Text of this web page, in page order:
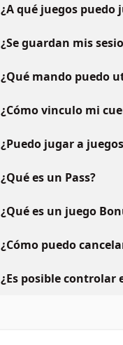
¿A qué juegos puedo
¿Se guardan mis
¿Qué mando puedo
¿Cómo vinculo mi
¿Puedo jugar a
¿Qué es un Pass?
¿Qué es un juego
¿Cómo puedo
¿Es posible controlar